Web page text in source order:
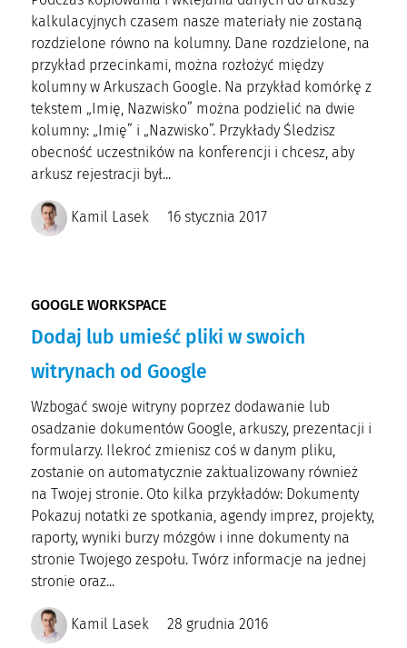
kalkulacyjnych czasem nasze materiały nie zostaną
rozdzielone równo na kolumny. Dane rozdzielone, na
przykład przecinkami, można rozłożyć między
kolumny w Arkuszach Google. Na przykład komórkę z
tekstem „Imię, Nazwisko” można podzielić na dwie
kolumny: „Imię” i „Nazwisko”. Przykłady Śledzisz
obecność uczestników na konferencji i chcesz, aby
arkusz rejestracji był...
Kamil Lasek 16 stycznia 2017
GOOGLE WORKSPACE
Dodaj lub umieść pliki w swoich
witrynach od Google
Wzbogać swoje witryny poprzez dodawanie lub
osadzanie dokumentów Google, arkuszy, prezentacji i
formularzy. Ilekroć zmienisz coś w danym pliku,
zostanie on automatycznie zaktualizowany również
na Twojej stronie. Oto kilka przykładów: Dokumenty
Pokazuj notatki ze spotkania, agendy imprez, projekty,
raporty, wyniki burzy mózgów i inne dokumenty na
stronie Twojego zespołu. Twórz informacje na jednej
stronie oraz...
Kamil Lasek 28 grudnia 2016